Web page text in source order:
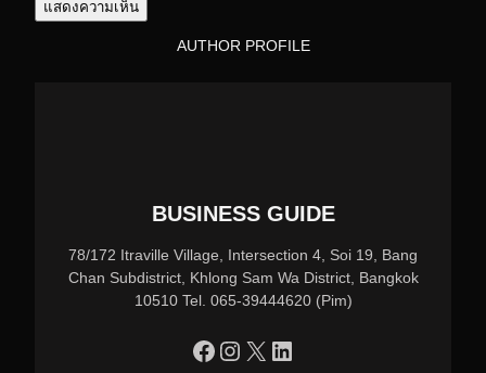
AUTHOR PROFILE
BUSINESS GUIDE
78/172 Itraville Village, Intersection 4, Soi 19, Bang
Chan Subdistrict, Khlong Sam Wa District, Bangkok
10510 Tel. 065-39444620 (Pim)
https://www.facebook.com/profile.php?id=100090086432719 Instagram X LinkedIn